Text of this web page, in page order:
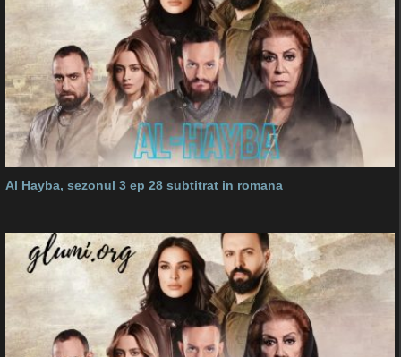
Al Hayba, sezonul 3 ep 28 subtitrat in romana